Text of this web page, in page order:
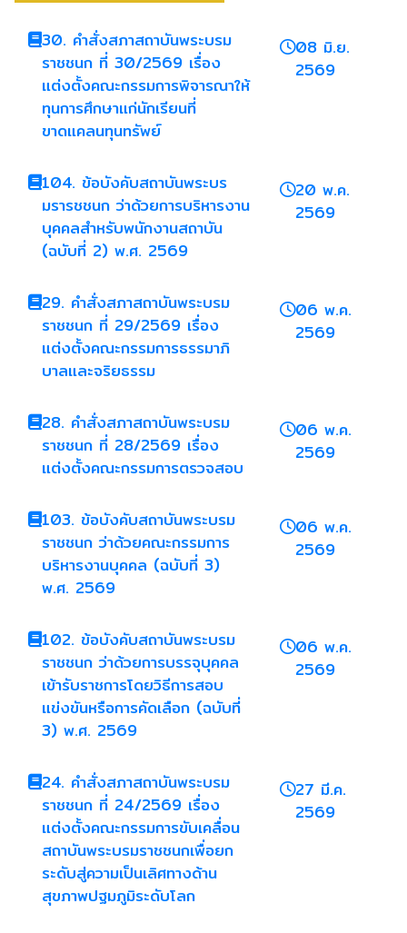
30. คำสั่งสภาสถาบันพระบรม
ราชชนก ที่ 30/2569 เรื่อง
แต่งตั้งคณะกรรมการพิจารณาให้
ทุนการศึกษาแก่นักเรียนที่
ขาดแคลนทุนทรัพย์
08 มิ.ย.
2569
104. ข้อบังคับสถาบันพระบร
มรารชชนก ว่าด้วยการบริหารงาน
บุคคลสำหรับพนักงานสถาบัน
(ฉบับที่ 2) พ.ศ. 2569
20 พ.ค.
2569
29. คำสั่งสภาสถาบันพระบรม
ราชชนก ที่ 29/2569 เรื่อง
แต่งตั้งคณะกรรมการธรรมาภิ
บาลและจริยธรรม
06 พ.ค.
2569
28. คำสั่งสภาสถาบันพระบรม
ราชชนก ที่ 28/2569 เรื่อง
แต่งตั้งคณะกรรมการตรวจสอบ
06 พ.ค.
2569
103. ข้อบังคับสถาบันพระบรม
ราชชนก ว่าด้วยคณะกรรมการ
บริหารงานบุคคล (ฉบับที่ 3)
พ.ศ. 2569
06 พ.ค.
2569
102. ข้อบังคับสถาบันพระบรม
ราชชนก ว่าด้วยการบรรจุบุคคล
เข้ารับราชการโดยวิธีการสอบ
แข่งขันหรือการคัดเลือก (ฉบับที่
3) พ.ศ. 2569
06 พ.ค.
2569
24. คำสั่งสภาสถาบันพระบรม
ราชชนก ที่ 24/2569 เรื่อง
แต่งตั้งคณะกรรมการขับเคลื่อน
สถาบันพระบรมราชชนกเพื่อยก
ระดับสู่ความเป็นเลิศทางด้าน
สุขภาพปฐมภูมิระดับโลก
27 มี.ค.
2569